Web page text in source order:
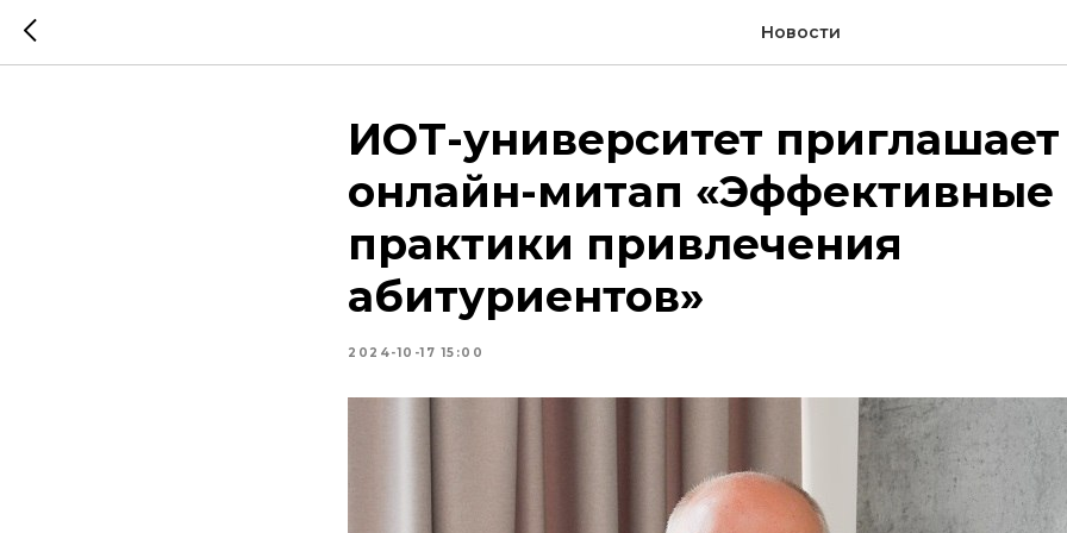
Новости
ИОТ-университет
онлайн-митап «Эффективные
практики привлечения
абитуриентов»
2024-10-17 15:00